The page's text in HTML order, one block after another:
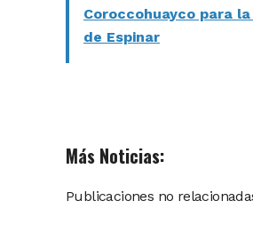
Coroccohuayco para
de Espinar
Más Noticias:
Publicaciones no